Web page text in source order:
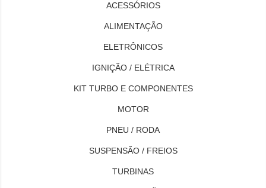
ACESSÓRIOS
ALIMENTAÇÃO
ELETRÔNICOS
IGNIÇÃO / ELÉTRICA
KIT TURBO E COMPONENTES
MOTOR
PNEU / RODA
SUSPENSÃO / FREIOS
TURBINAS